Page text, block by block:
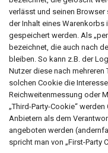
verlässt und seinen
der Inhalt eines
gespeichert werden. Als
bezeichnet, die auch nach
bleiben. So kann z.B. der
Nutzer diese nach mehreren
solchen Cookie die
Reichweitenmessung oder
„Third-Party-Cookie“
Anbietern als dem
angeboten werden
spricht man von „First-Party